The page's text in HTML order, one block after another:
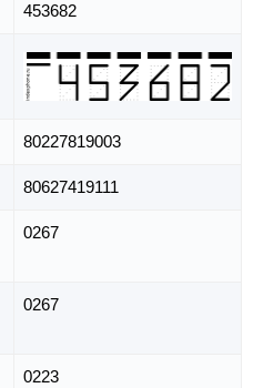
453682
80227819003
80627419111
0267
0267
0223